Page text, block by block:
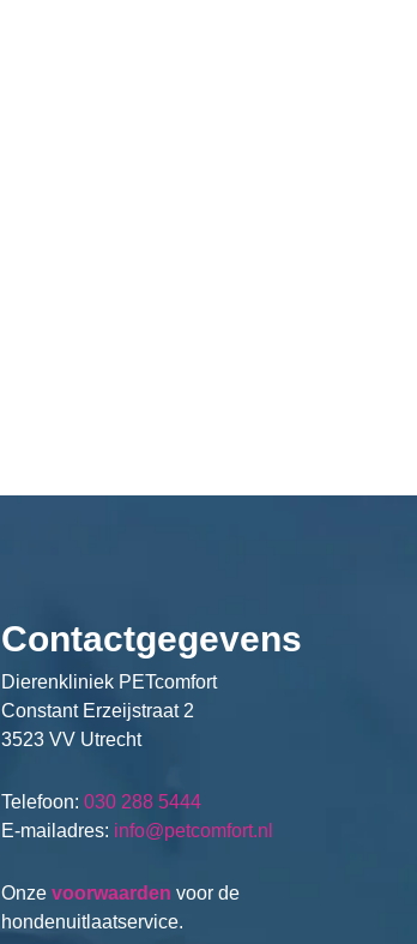
Contactgegevens
Dierenkliniek PETcomfort
Constant Erzeijstraat 2
3523 VV Utrecht
Telefoon: 030 288 5444
E-mailadres: info@petcomfort.nl
Onze voorwaarden voor de
hondenuitlaatservice.